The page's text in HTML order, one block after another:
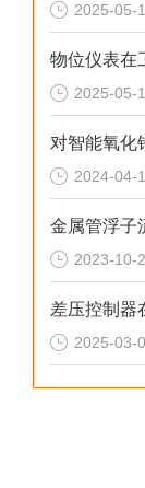
2025-05-
2025-05-
对智能氧化
2024-04-
金属管浮子
2023-10-
差压控制器
2025-03-